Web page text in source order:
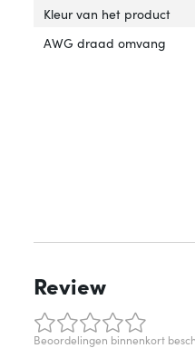
Kleur van het product
AWG draad omvang
Review
Beoordelingen binnenkort